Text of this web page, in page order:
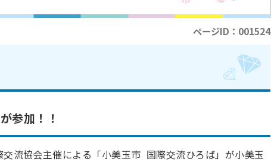
ページID：001524
参加！！
流協会主催による「小美玉市 国際交流ひろば」が小美玉